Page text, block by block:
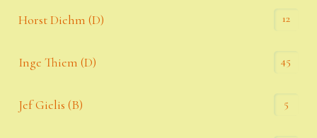
Horst Diehm (D) 12
Inge Thiem (D) 45
Jef Gielis (B) 5